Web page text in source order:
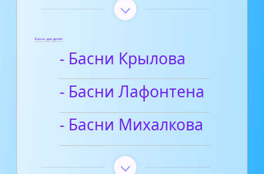
Басни для детей
- Басни Крылова
- Басни Лафонтена
- Басни Михалкова